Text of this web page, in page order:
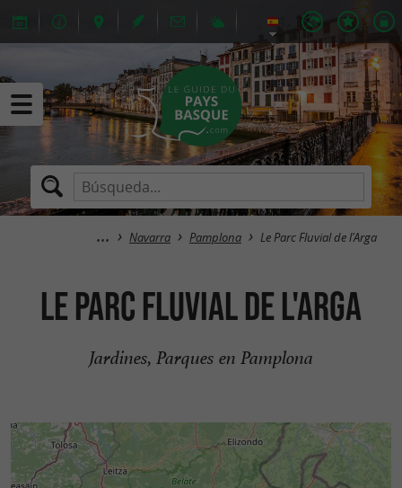
Navarra Pamplona Le Parc Fluvial de l'Arga
Le Parc Fluvial de l'Arga
Jardines, Parques en Pamplona